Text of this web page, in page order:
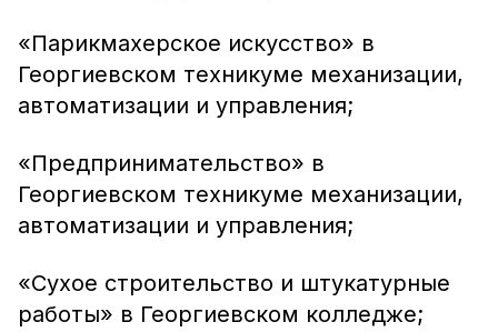
«Парикмахерское искусство» в
Георгиевском техникуме механизации,
автоматизации и управления;
«Предпринимательство» в
Георгиевском техникуме механизации,
автоматизации и управления;
«Сухое строительство и штукатурные
работы» в Георгиевском колледже;